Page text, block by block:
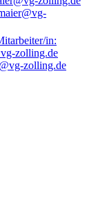
zolling.de